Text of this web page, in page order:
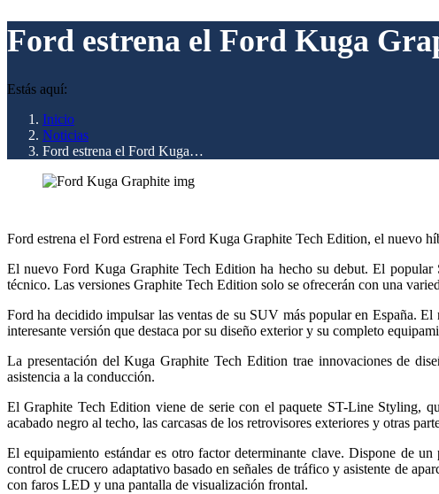
Ford estrena el Ford Kuga
Estás aquí:
Inicio
Noticias
Ford estrena el Ford Kuga…
Ford estrena el Ford estrena el Ford Kuga Graphite Tech Edition, el nuevo
Elnuevo Ford Kuga Graphite Tech Edition ha hechosudebut. El popular
técnico. Las versiones Graphite Tech Edition solo se ofrecerán con una
Ford ha decidido impulsarlas ventas de su SUV máspopularen España. El
interesante versión que destaca porsu diseño exteriory su completo
La presentación del Kuga Graphite Tech Edition trae innovaciones de
asistencia a la conducción.
El Graphite Tech Edition viene de serie con elpaquete ST-Line Styling,
acabado negro al techo, las carcasas de los retrovisores exteriores y otras
Elequipamiento estándar es otro factor determinante clave. Dispone de un
control decrucero adaptativo basado en señales de tráfico yasistente de
con faros LED y una pantalla de visualización frontal.